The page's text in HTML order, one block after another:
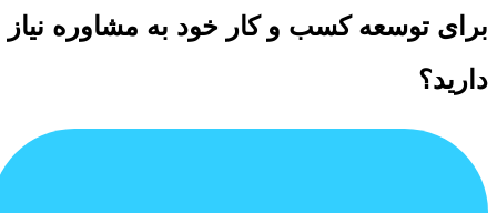
برای توسعه کسب و کار خود به مشاوره نیاز
دارید؟